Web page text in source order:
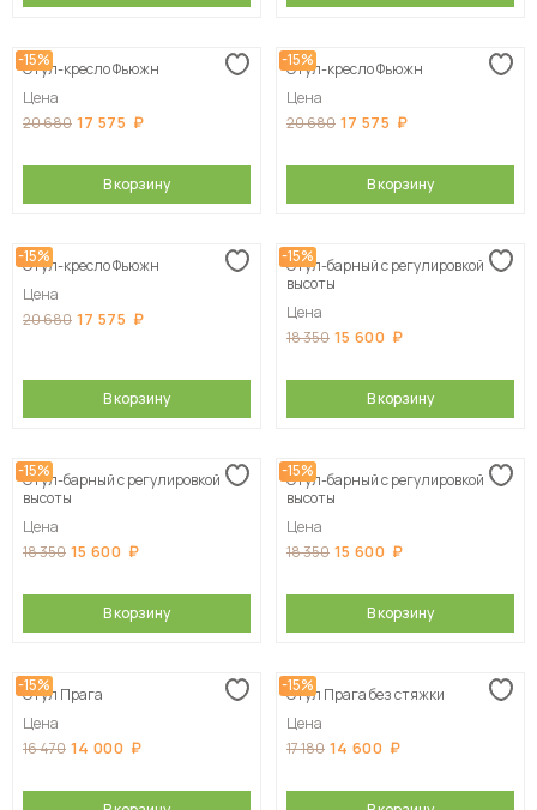
-15%
Стул-кресло Фьюжн
Цена
20 680 17 575
В корзину
-15%
Стул-кресло Фьюжн
Цена
20 680 17 575
В корзину
-15%
Стул-кресло Фьюжн
Цена
20 680 17 575
В корзину
-15%
Стул-барный с регулировкой
высоты
Цена
18 350 15 600
В корзину
-15%
Стул-барный с регулировкой
высоты
Цена
18 350 15 600
В корзину
-15%
Стул-барный с регулировкой
высоты
Цена
18 350 15 600
В корзину
-15%
Стул Прага
Цена
16 470 14 000
-15%
Стул Прага без стяжки
Цена
17 180 14 600